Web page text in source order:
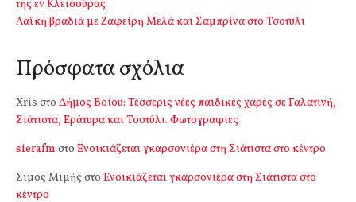
της εν Κλεισούρας
Λαϊκή βραδιά με Ζαφείρη Μελά και Σαμπρίνα στο Τσοτύλι
Πρόσφατα σχόλια
Xris στο Δήμος Βοΐου: Τέσσερις νέες παιδικές χαρές σε Γαλατινή,
Σιάτιστα, Εράτυρα και Τσοτύλι. Φωτογραφίες
sierafm στο Ενοικιάζεται γκαρσονιέρα στη Σιάτιστα στο κέντρο
Σιμος Μιμής στο Ενοικιάζεται γκαρσονιέρα στη Σιάτιστα στο
κέντρο